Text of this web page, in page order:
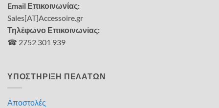
Email Επικοινωνίας:
Sales[AT]Accessoire.gr
Τηλέφωνο Επικοινωνίας:
☎ 2752 301 939
ΥΠΟΣΤΗΡΙΞΗ ΠΕΛΑΤΩΝ
Αποστολές